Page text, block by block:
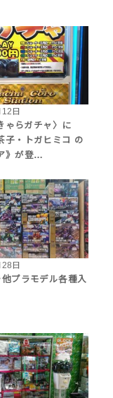
日
ゃらガチャ〉に
子・トガヒミコ の
》が登…
日
プラモデル各種入